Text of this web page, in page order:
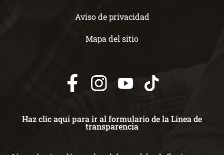
Aviso de privacidad
Mapa del sitio
Haz clic aquí para ir al formulario de la Línea de
transparencia